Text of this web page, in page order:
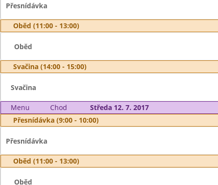
Přesnídávka
Oběd (11:00 - 13:00)
Oběd
Svačina (14:00 - 15:00)
Svačina
Menu Chod
Středa 12. 7. 2017
Přesnídávka (9:00 - 10:00)
Přesnídávka
Oběd (11:00 - 13:00)
Oběd